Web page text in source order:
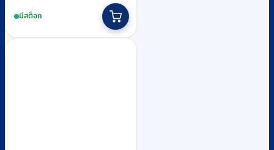
was:
฿600.
is:
฿580.
มีสต็อก